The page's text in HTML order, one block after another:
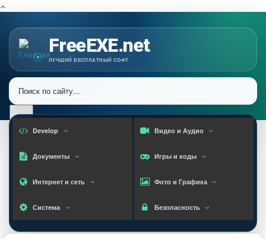
FreeEXE.net
ЛУЧШИЙ БЕСПЛАТНЫЙ СОФТ
Develop Видео и Аудио
Документы Игры и коды
Интернет и сеть Фото и Графика
Система Безопасность